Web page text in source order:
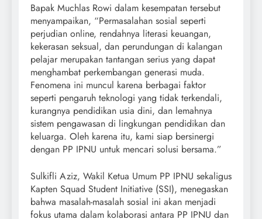
Bapak Muchlas Rowi dalam kesempatan tersebut
menyampaikan, “Permasalahan sosial seperti
perjudian online, rendahnya literasi keuangan,
kekerasan seksual, dan perundungan di kalangan
pelajar merupakan tantangan serius yang dapat
menghambat perkembangan generasi muda.
Fenomena ini muncul karena berbagai faktor
seperti pengaruh teknologi yang tidak terkendali,
kurangnya pendidikan usia dini, dan lemahnya
sistem pengawasan di lingkungan pendidikan dan
keluarga. Oleh karena itu, kami siap bersinergi
dengan PP IPNU untuk mencari solusi bersama.”
Sulkifli Aziz, Wakil Ketua Umum PP IPNU sekaligus
Kapten Squad Student Initiative (SSI), menegaskan
bahwa masalah-masalah sosial ini akan menjadi
fokus utama dalam kolaborasi antara PP IPNU dan